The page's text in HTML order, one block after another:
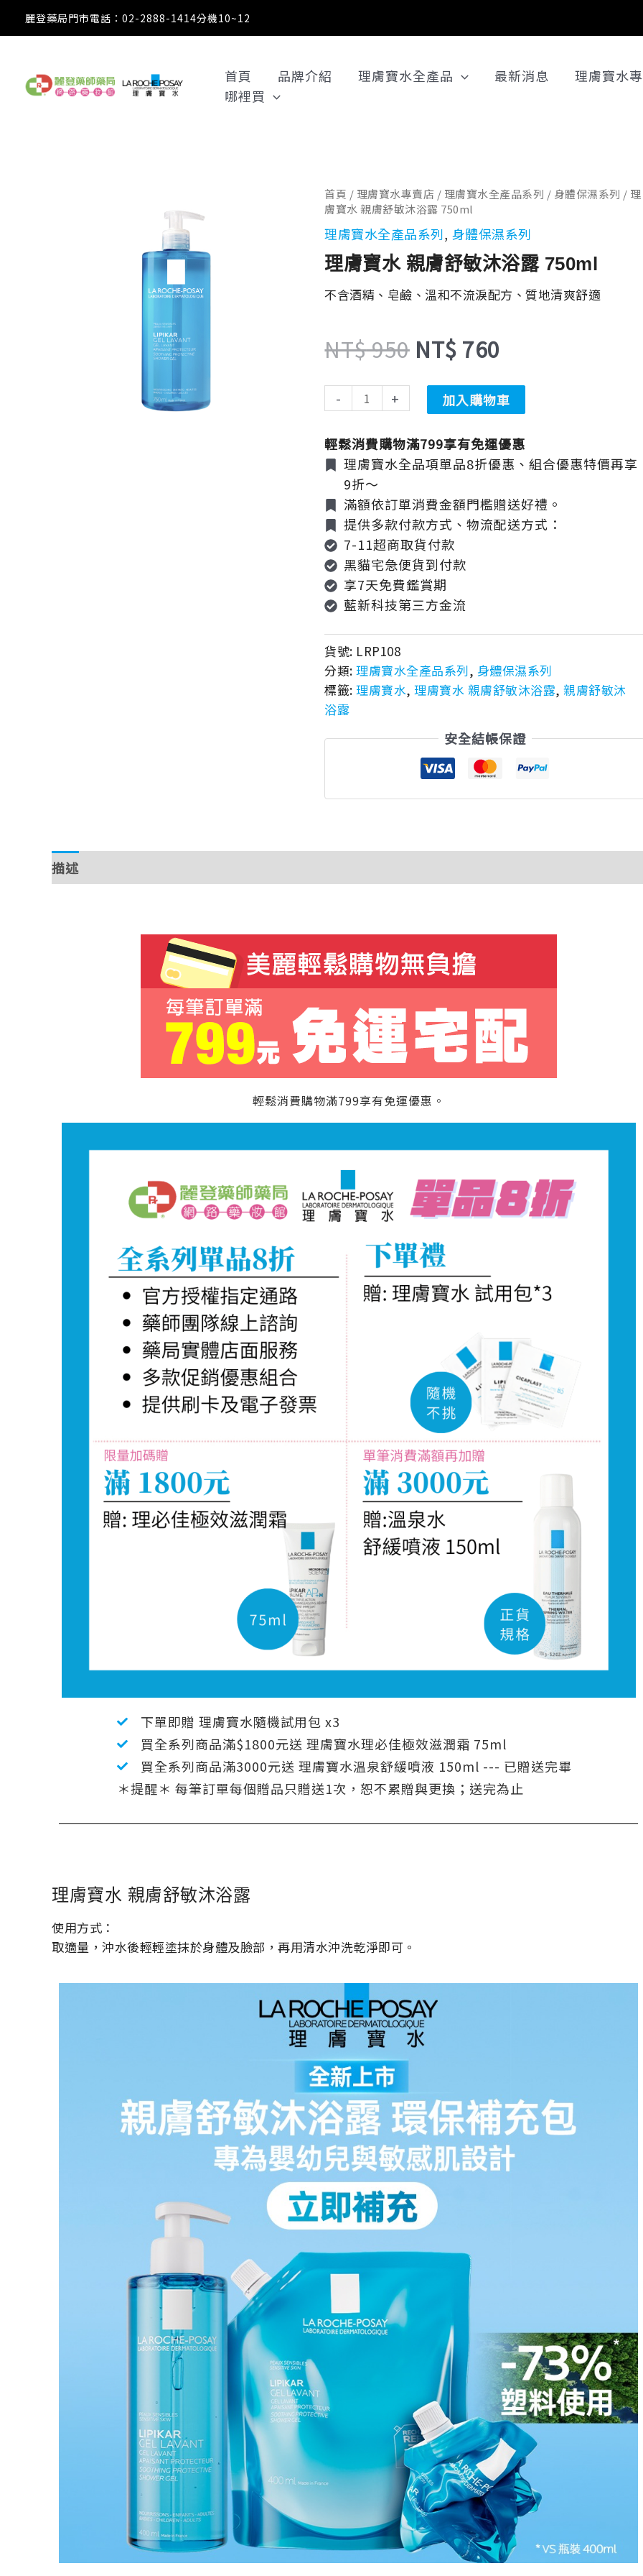
麗登藥局門市電話：02-2888-1414分機10~12
首頁 品牌介紹 理膚寶水全產品 最新消息 理膚寶水
哪裡買
首頁 / 理膚寶水專賣店 / 理膚寶水全產品系列 / 身體保濕系列 / 理
膚寶水 親膚舒敏沐浴露 750ml
理膚寶水全產品系列, 身體保濕系列
理膚寶水 親膚舒敏沐浴露 750ml
不含酒精、皂鹼、溫和不流淚配方、質地清爽舒適
NT$950
原
始
價
格：
NT$ 950。
NT$ 760
前
格：
NT$ 760。
-
理
膚
寶
水
親
膚
沐
露
750ml
數
量
+ 加入購物車
輕鬆消費購物滿799享有免運優惠
理膚寶水全品項單品8折優惠、組合優惠特價再享
9折～
滿額依訂單消費金額門檻贈送好禮。
提供多款付款方式、物流配送方式：
7-11超商取貨付款
黑貓宅急便貨到付款
享7天免費鑑賞期
藍新科技第三方金流
貨號: LRP108
分類:理膚寶水全產品系列, 身體保濕系列
標籤:理膚寶水,理膚寶水 親膚舒敏沐浴露,親膚舒敏沐
浴露
安全結帳保證
描述
輕鬆消費購物滿799享有免運優惠。
下單即贈 理膚寶水隨機試用包 x3
買全系列商品滿$1800元送 理膚寶水理必佳極效滋潤霜 75ml
買全系列商品滿3000元送 理膚寶水溫泉舒緩噴液 150ml --- 已贈送完畢
＊提醒＊ 每筆訂單每個贈品只贈送1次，恕不累贈與更換；送完為止
理膚寶水 親膚舒敏沐浴露
使用方式：
取適量，沖水後輕輕塗抹於身體及臉部，再用清水沖洗乾淨即可。